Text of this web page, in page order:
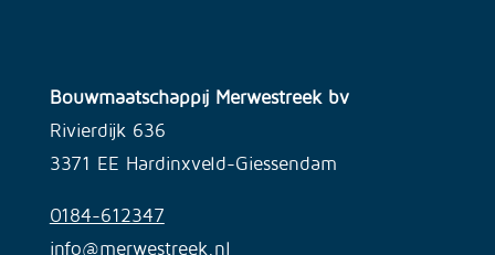
Bouwmaatschappij Merwestreek bv
Rivierdijk 636
3371 EE Hardinxveld-Giessendam
0184-612347
info@merwestreek.nl